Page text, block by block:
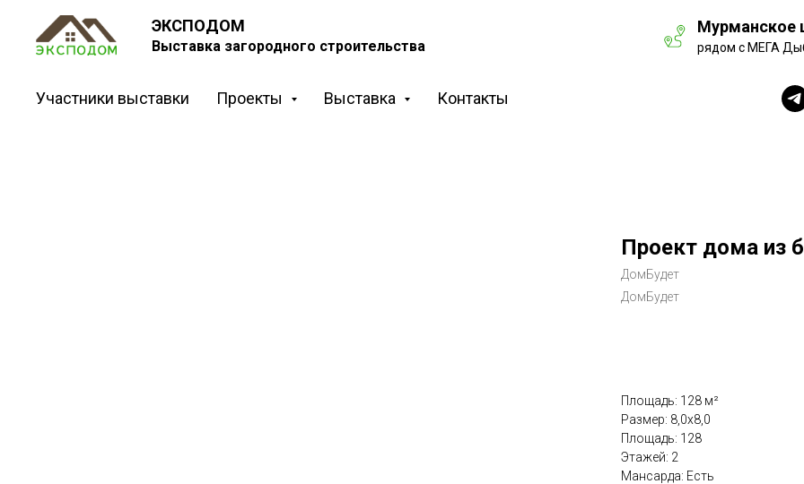
ЭКСПОДОМ
Выставка загородного строительства
Мурманское
рядом с МЕГА
Участники выставки Проекты Выставка Контакты
Проект дома из
ДомБудет
ДомБудет
Площадь: 128 м²
Размер: 8,0x8,0
Площадь: 128
Этажей: 2
Мансарда: Есть